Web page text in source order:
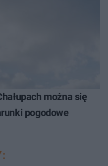
można się
pogodowe